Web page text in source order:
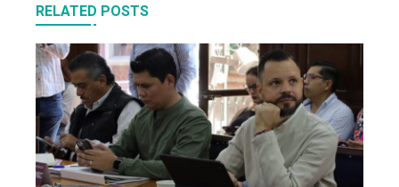
RELATED POSTS